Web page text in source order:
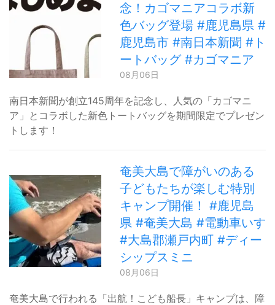
念！カゴマニアコラボ新
色バッグ登場 #鹿児島県 #
鹿児島市 #南日本新聞 #ト
ートバッグ #カゴマニア
08月06日
南日本新聞が創立145周年を記念し、人気の「カゴマニ
ア」とコラボした新色トートバッグを期間限定でプレゼン
トします！
奄美大島で障がいのある
子どもたちが楽しむ特別
キャンプ開催！ #鹿児島
県 #奄美大島 #電動車いす
#大島郡瀬戸内町 #ディー
シップスミニ
08月06日
奄美大島で行われる「出航！こども船長」キャンプは、障